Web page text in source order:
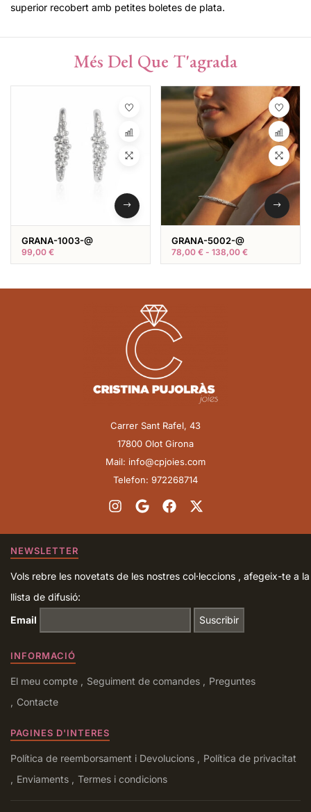
superior recobert amb petites boletes de plata.
Més Del Que T'agrada
GRANA-1003-@
99,00 €
GRANA-5002-@
78,00 € - 138,00 €
Carrer Sant Rafel, 43
17800 Olot Girona
Mail: info@cpjoies.com
Telefon: 972268714
NEWSLETTER
Vols rebre les novetats de les nostres col·leccions , afegeix-te a la
llista de difusió:
Email
INFORMACIÓ
El meu compte Seguiment de comandes
Preguntes
Contacte
PAGINES D'INTERES
Política de reemborsament i Devolucions
Política de privacitat
Enviaments
Termes i condicions